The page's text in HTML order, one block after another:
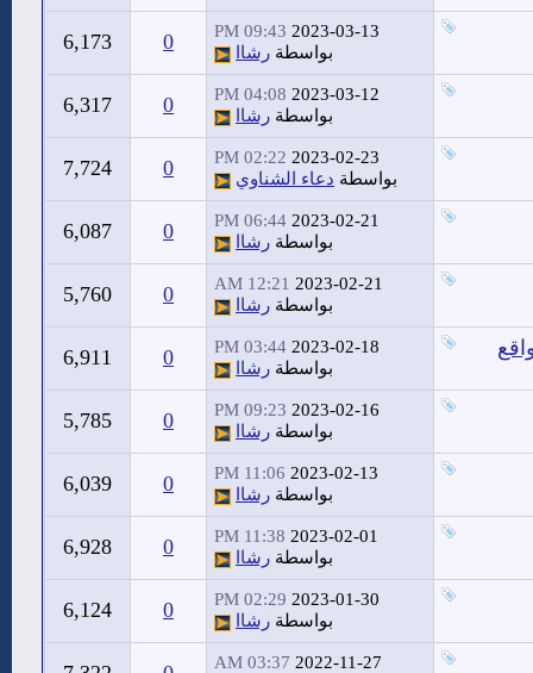
2023-03-13
09:43 PM
بواسطة رشاا 0
6,173
2023-03-12
04:08 PM
بواسطة رشاا 0
6,317
2023-02-23
02:22 PM
بواسطة دعاء الشناوي 0
7,724
2023-02-21
06:44 PM
بواسطة رشاا 0
6,087
2023-02-21
12:21 AM
بواسطة رشاا 0
5,760
2023-02-18
03:44 PM
بواسطة رشاا 0
6,911
2023-02-16
09:23 PM
بواسطة رشاا 0
5,785
2023-02-13
11:06 PM
بواسطة رشاا 0
6,039
2023-02-01
11:38 PM
بواسطة رشاا 0
6,928
2023-01-30
02:29 PM
بواسطة رشاا 0
6,124
2022-11-27
03:37 AM